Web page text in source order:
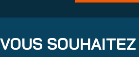
VOUS SOUHAITEZ